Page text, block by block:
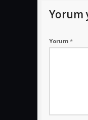
Yorum
Yorum *